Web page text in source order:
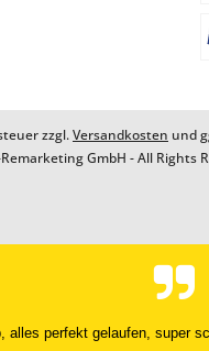
zzgl.Versandkosten und
GmbH - All Rights
alles perfekt gelaufen, super